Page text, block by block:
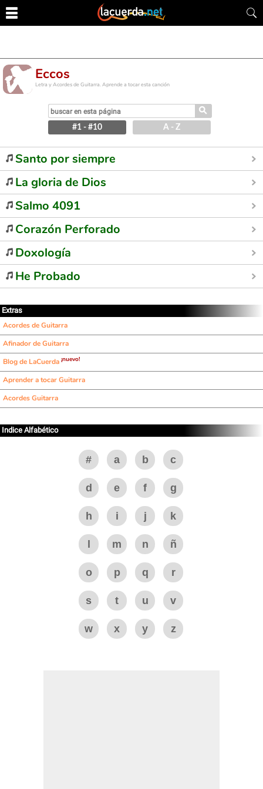
Eccos
Letra y Acordes de Guitarra. Aprende a tocar esta canción
⚲
#1 - #10 A - Z
Santo por siempre
La gloria de Dios
Salmo 4091
Corazón Perforado
Doxología
He Probado
Extras
Acordes de Guitarra
Afinador de Guitarra
Blog de LaCuerda ¡nuevo!
Aprender a tocar Guitarra
Acordes Guitarra
Indice Alfabético
# a b c
d e f g
h i j k
m n ñ
o p q r
s t u v
w x y z